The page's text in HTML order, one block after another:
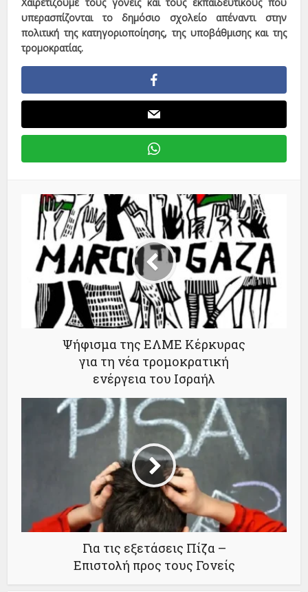
υπερασπίζονται το δημόσιο σχολείο απέναντι στην
πολιτική της κατηγοριοποίησης, της υποβάθμισης και της
τρομοκρατίας.
Ψήφισμα της ΕΛΜΕ Κέρκυρας
για τη νέα τρομοκρατική
ενέργεια του Ισραήλ
Για τις εξετάσεις Πίζα –
Επιστολή προς τους Γονείς